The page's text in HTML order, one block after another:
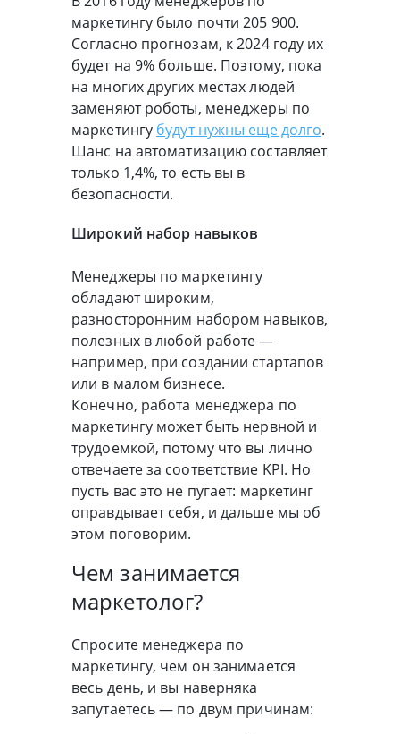
маркетингу было почти 205 900.
Согласно прогнозам, к 2024 году их
будет на 9% больше. Поэтому, пока
на многих других местах людей
заменяют роботы, менеджеры по
маркетингу будут нужны еще долго.
Шанс на автоматизацию составляет
только 1,4%, то есть вы в
безопасности.
Широкий набор навыков
Менеджеры по маркетингу
обладают широким,
разносторонним набором навыков,
полезных в любой работе —
например, при создании стартапов
или в малом бизнесе.
Конечно, работа менеджера по
маркетингу может быть нервной и
трудоемкой, потому что вы лично
отвечаете за соответствие KPI. Но
пусть вас это не пугает: маркетинг
оправдывает себя, и дальше мы об
этом поговорим.
Чем занимается
маркетолог?
Спросите менеджера по
маркетингу, чем он занимается
весь день, и вы наверняка
запутаетесь — по двум причинам: